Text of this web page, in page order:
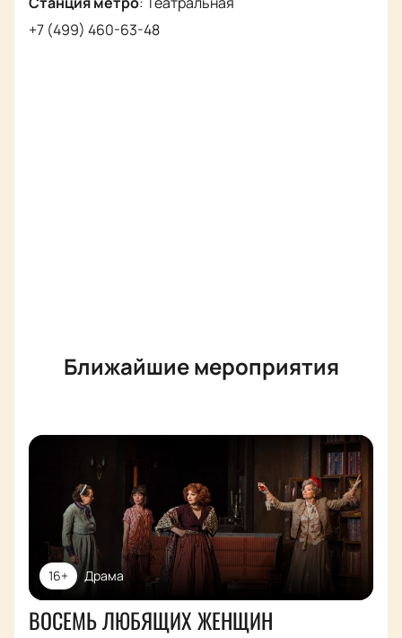
+7 (499) 460-63-48
Ближайшие мероприятия
Драма
16+
ВОСЕМЬ ЛЮБЯЩИХ ЖЕНЩИН